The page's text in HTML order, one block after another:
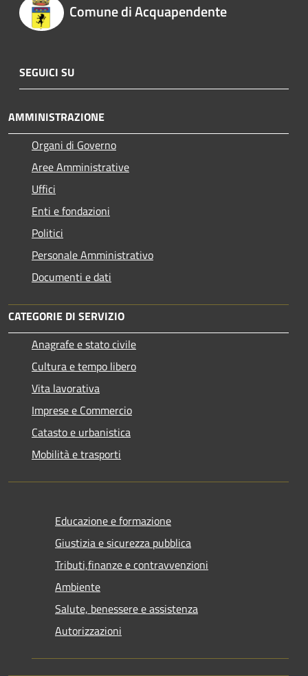
Comune di Acquapendente
SEGUICI SU
AMMINISTRAZIONE
Organi di Governo
Aree Amministrative
Uffici
Enti e fondazioni
Politici
Personale Amministrativo
Documenti e dati
CATEGORIE DI SERVIZIO
Anagrafe e stato civile
Cultura e tempo libero
Vita lavorativa
Imprese e Commercio
Catasto e urbanistica
Mobilità e trasporti
Educazione e formazione
Giustizia e sicurezza pubblica
Tributi,finanze e contravvenzioni
Ambiente
Salute, benessere e assistenza
Autorizzazioni